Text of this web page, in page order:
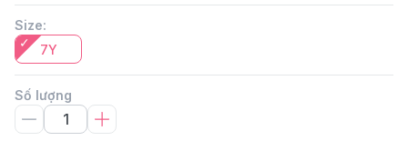
Size:
7Y
Số lượng